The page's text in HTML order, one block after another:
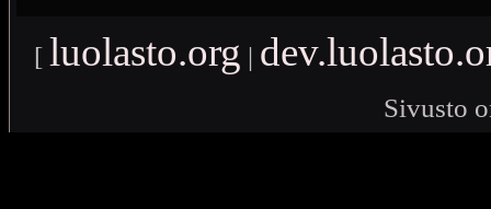
[ luolasto.org |
Sivusto